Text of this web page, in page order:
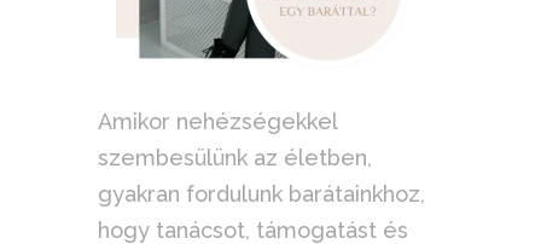
Amikor nehézségekkel
szembesülünk az életben,
gyakran fordulunk barátainkhoz,
hogy tanácsot, támogatást és